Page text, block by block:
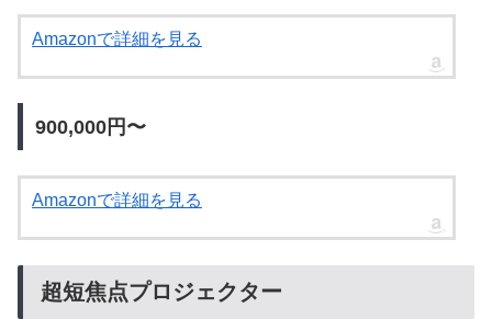
Amazonで詳細を見る
900,000円〜
Amazonで詳細を見る
超短焦点プロジェクター